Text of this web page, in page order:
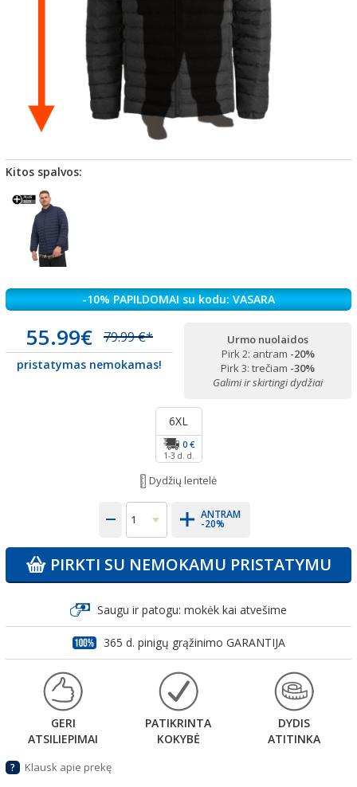
Kitos spalvos:
-10% PAPILDOMAI su kodu: VASARA
55.99€ 79.99 €*
pristatymas nemokamas!
Urmo nuolaidos
Pirk 2: antram -20%
Pirk 3: trečiam -30%
Galimi ir skirtingi dydžiai
6XL
0 €
1-3 d. d.
Dydžių lentelė
ANTRAM
-20%
PIRKTI SU NEMOKAMU PRISTATYMU
Saugu ir patogu: mokėk kai atvešime
365 d. pinigų grąžinimo GARANTIJA
GERI
ATSILIEPIMAI
PATIKRINTA
KOKYBĖ
DYDIS
ATITINKA
?
Klausk apie prekę